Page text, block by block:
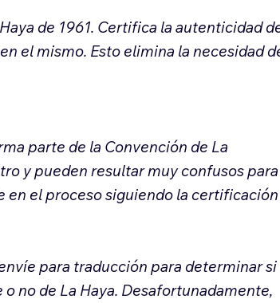
de 1961. Certifica la autenticidad
el mismo. Esto elimina la necesidad
parte de la Convención de La
y pueden resultar muy confusos
en el proceso siguiendo la certificación
para traducción para determinar si
no de La Haya. Desafortunadamente,